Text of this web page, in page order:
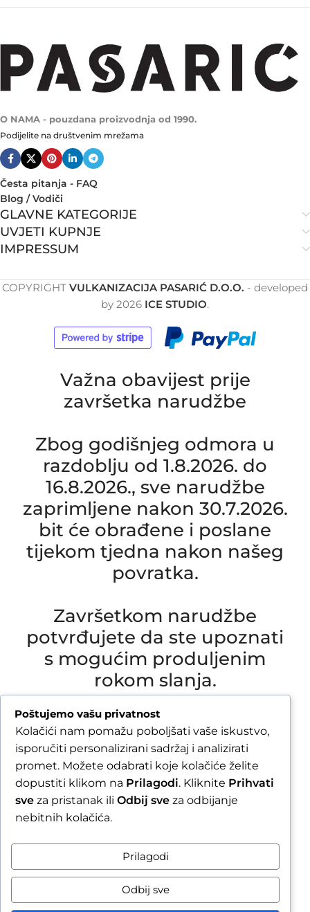
O NAMA - pouzdana proizvodnja od 1990.
Podijelite na društvenim mrežama
Česta pitanja - FAQ
Blog / Vodiči
GLAVNE KATEGORIJE
UVJETI KUPNJE
IMPRESSUM
COPYRIGHT VULKANIZACIJA PASARIĆ D.O.O. - developed
by 2026 ICE STUDIO.
Važna obavijest prije
završetka narudžbe
Zbog godišnjeg odmora u
razdoblju od 1.8.2026. do
16.8.2026., sve narudžbe
zaprimljene nakon 30.7.2026.
bit će obrađene i poslane
tijekom tjedna nakon našeg
povratka.
Završetkom narudžbe
potvrđujete da ste upoznati
s mogućim produljenim
rokom slanja.
Due to our annual holiday from 1 August 2026 to
16 August 2026, all orders received after 30 July
2026 will be processed and shipped during the
week following our return.
By completing your order, you confirm that you
are aware of the possible extended shipping
Zatvori obavijest / Close
Poštujemo vašu privatnost
Kolačići nam pomažu poboljšati vaše iskustvo,
isporučiti personalizirani sadržaj i analizirati
promet. Možete odabrati koje kolačiće želite
dopustiti klikom na Prilagodi. Kliknite Prihvati
sve za pristanak ili Odbij sve za odbijanje
nebitnih kolačića.
Prilagodi
Odbij sve
Raskid ugovora